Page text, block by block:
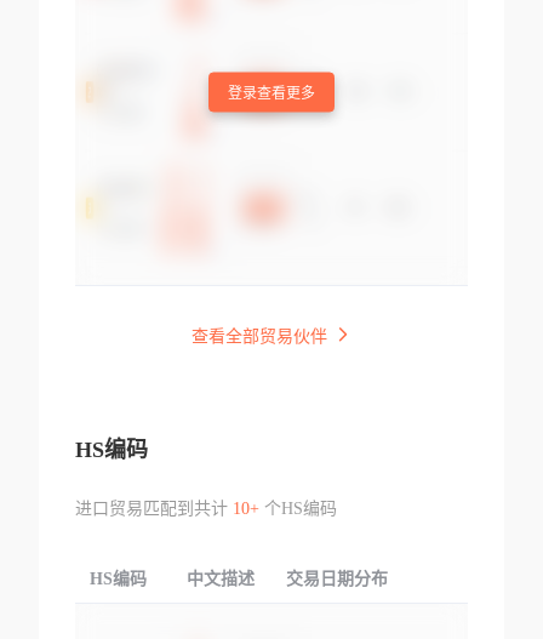
登录查看更多
查看全部贸易伙伴
HS编码
进口贸易匹配到共计 10+个HS编码
HS编码 中文描述 交易日期分布